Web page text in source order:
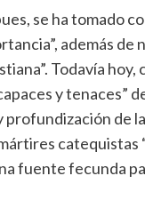
se ha tomado
además de
Todavía hoy,
y tenaces”
de
catequistas
fuente fecunda